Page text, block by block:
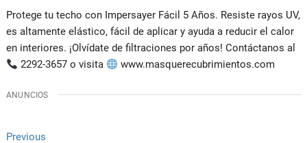
Protege tu techo con Impersayer Fácil 5 Años. Resiste rayos UV,
es altamente elástico, fácil de aplicar y ayuda a reducir el calor
en interiores. ¡Olvídate de filtraciones por años! Contáctanos al
2292-3657 o visita
www.masquerecubrimientos.com
ANUNCIOS
PreviousPrevious